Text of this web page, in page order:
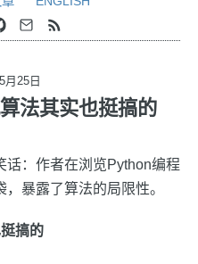
月25日
法其实也挺搞的
话：作者在浏览Python编程
暴露了算法的局限性。
搞的